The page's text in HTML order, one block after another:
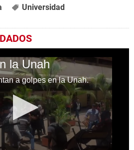
Universidad
la Unah
a golpes en la Unah.